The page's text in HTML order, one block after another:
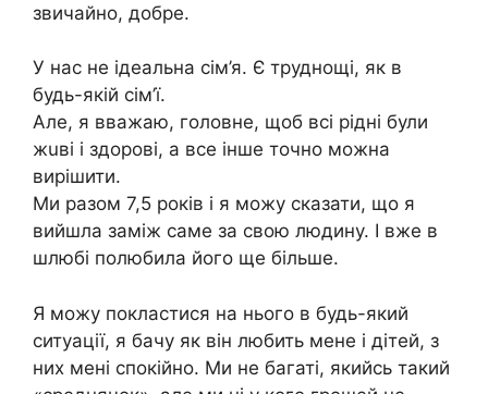
звичайно, добре.
У нас не ідеальна сім’я. Є труднощі, як в
будь-якій сім’ї.
Але, я вважаю, головне, щоб всі рідні були
жuві і здоpoві, а все інше точно можна
вирішити.
Ми разом 7,5 років і я можу сказати, що я
вийшла заміж саме за свою людину. І вже в
шлюбі полюбила його ще більше.
Я можу покластися на нього в будь-який
ситуації, я бачу як він любить мене і дітей, з
них мені спокійно. Ми не багаті, якийсь такий